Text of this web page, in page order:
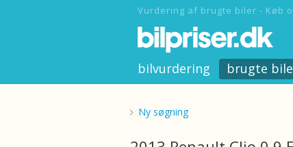
Vurdering af brugte biler - Køb
bilvurdering brugte
Ny søgning